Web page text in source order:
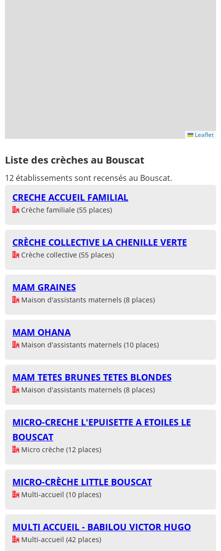
Leaflet
Liste des crèches au Bouscat
12 établissements sont recensés au Bouscat.
CRECHE ACCUEIL FAMILIAL
Crèche familiale (55 places)
CRÈCHE COLLECTIVE LA CHENILLE VERTE
Crèche collective (55 places)
MAM GRAINES
Maison d'assistants maternels (8 places)
MAM OHANA
Maison d'assistants maternels (10 places)
MAM TETES BRUNES TETES BLONDES
Maison d'assistants maternels (8 places)
MICRO-CRECHE L'EPUISETTE A ETOILES LE
BOUSCAT
Micro crèche (12 places)
MICRO-CRÈCHE LITTLE BOUSCAT
Multi-accueil (10 places)
MULTI ACCUEIL - BABILOU VICTOR HUGO
Multi-accueil (42 places)